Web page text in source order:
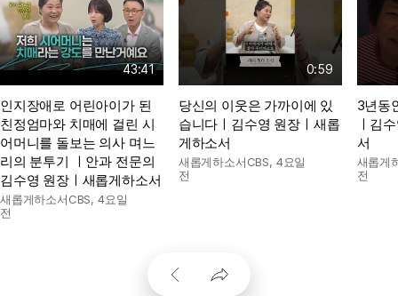
43:41
인지장애로 어린아이가 된
친정엄마와 치매에 걸린 시
어머니를 돌보는 의사 며느
리의 분투기 ㅣ안과 전문의
김수영 원장ㅣ새롭게하소서
새롭게하소서CBS, 4요일
전
0:59
당신의 이웃은 가까이에 있
습니다ㅣ김수영 원장ㅣ새롭
게하소서
새롭게하소서CBS, 4요일
전
3년동
ㅣ김
서
새롭게
전